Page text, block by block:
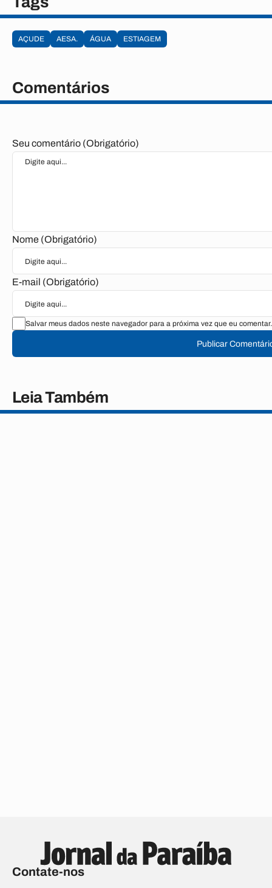
AÇUDE AESA. ÁGUA ESTIAGEM
Comentários
Seu comentário (Obrigatório)
Nome (Obrigatório)
E-mail (Obrigatório)
Salvar meus dados neste navegador para a próxima vez que eu comentar.
Publicar
Leia Também
Contate-nos